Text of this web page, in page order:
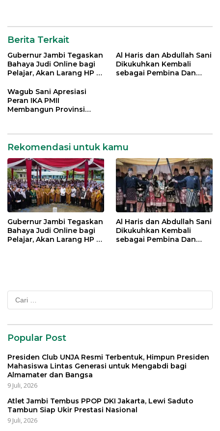
Berita Terkait
Gubernur Jambi Tegaskan
Bahaya Judi Online bagi
Pelajar, Akan Larang HP di
Al Haris dan Abdullah Sani
Dikukuhkan Kembali
sebagai Pembina Dan
Wagub Sani Apresiasi
Peran IKA PMII
Membangun Provinsi
Rekomendasi untuk kamu
Gubernur Jambi Tegaskan
Bahaya Judi Online bagi
Pelajar, Akan Larang HP di
Al Haris dan Abdullah Sani
Dikukuhkan Kembali
sebagai Pembina Dan
Cari
untuk:
Popular Post
Presiden Club UNJA Resmi Terbentuk, Himpun Presiden
Mahasiswa Lintas Generasi untuk Mengabdi bagi
Almamater dan Bangsa
9 Juli, 2026
Atlet Jambi Tembus PPOP DKI Jakarta, Lewi Saduto
Tambun Siap Ukir Prestasi Nasional
9 Juli, 2026